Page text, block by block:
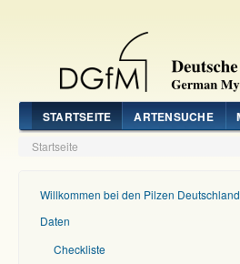
STARTSEITE ARTENSUCHE
Startseite
Willkommen bei den Pilzen
Daten
Checkliste